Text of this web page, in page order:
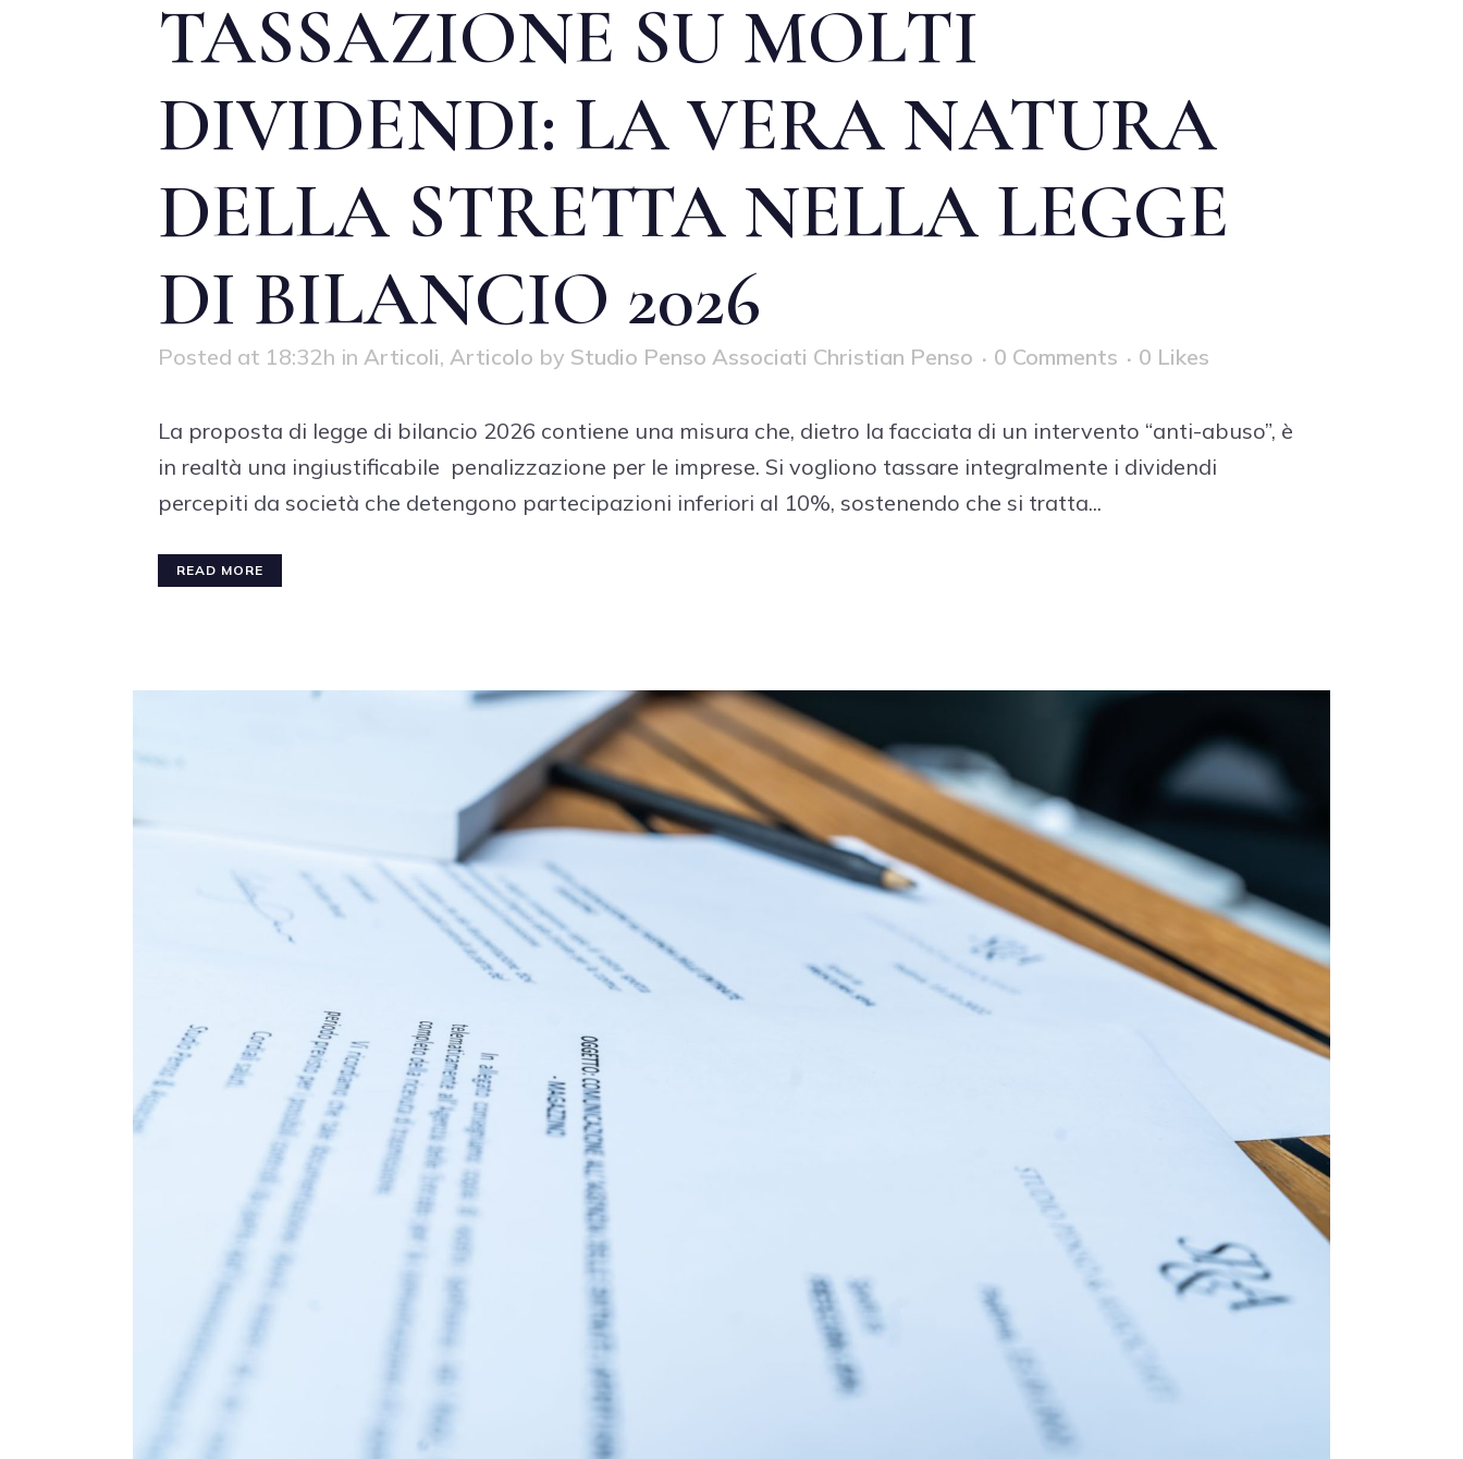
TASSAZIONE SU MOLTI
DIVIDENDI: LA VERA NATURA
DELLA STRETTA NELLA LEGGE
DI BILANCIO 2026
Posted at 18:32h in Articoli, Articolo by Studio Penso Associati Christian Penso 0 Comments 0 Likes
La proposta di legge di bilancio 2026 contiene una misura che, dietro la facciata di un intervento “anti-abuso”, è
in realtà una ingiustificabile penalizzazione per le imprese. Si vogliono tassare integralmente i dividendi
percepiti da società che detengono partecipazioni inferiori al 10%, sostenendo che si tratta...
READ MORE